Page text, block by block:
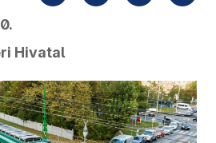
Hivatal